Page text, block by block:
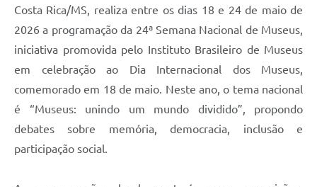
Costa Rica/MS, realiza entre os dias 18 e 24 de maio de
2026 a programação da 24ª Semana Nacional de Museus,
iniciativa promovida pelo Instituto Brasileiro de Museus
em celebração ao Dia Internacional dos Museus,
comemorado em 18 de maio. Neste ano, o tema nacional
é “Museus: unindo um mundo dividido”, propondo
debates sobre memória, democracia, inclusão e
participação social.